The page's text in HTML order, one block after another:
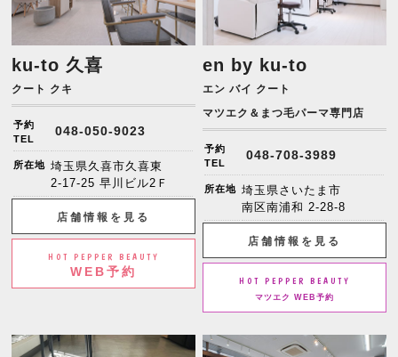
ku-to 久喜
クート クキ
予約
TEL
048-050-9023
所在地 埼玉県久喜市久喜東
2-17-25 早川ビル2Ｆ
店舗情報を見る
HOT PEPPER BEAUTY
WEB予約
en by ku-to
エン バイ クート
マツエク＆まつ毛パーマ専門店
予約
TEL
048-708-3989
所在地 埼玉県さいたま市
南区南浦和 2-28-8
店舗情報を見る
HOT PEPPER BEAUTY
マツエク WEB予約